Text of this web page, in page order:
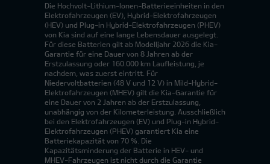
Die Hochvolt-Lithium-Ionen-Batterieeinheiten in den
Elektrofahrzeugen (EV), Hybrid-Elektrofahrzeugen
(HEV) und Plug-in Hybrid-Elektrofahrzeugen (PHEV)
von Kia sind auf eine lange Lebensdauer ausgelegt.
Für diese Batterien gilt ab Modelljahr 2026 die Kia-
Garantie für eine Dauer von 8 Jahren ab der
Erstzulassung oder 160.000 km Laufleistung, je
nachdem, was zuerst eintritt. Für
Niedervoltbatterien (48 V und 12 V) in Mild-Hybrid-
Elektrofahrzeugen (MHEV) gilt die Kia-Garantie für
eine Dauer von 2 Jahren ab der Erstzulassung,
unabhängig von der Kilometerleistung. Ausschließlich
bei den Elektrofahrzeugen (EV) und Plug-in Hybrid-
Elektrofahrzeugen (PHEV) garantiert Kia eine
Batteriekapazität von 70 %. Die
Kapazitätsminderung der Batterie in HEV- und
MHEV-Fahrzeugen ist nicht durch die Garantie